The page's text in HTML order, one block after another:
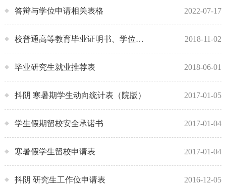
答辩与学位申请相关表格 2022-07-17
校普通高等教育毕业证明书、学位证明书办理申请表 2018-11-02
毕业研究生就业推荐表 2018-06-01
抖阴 寒暑期学生动向统计表（院版） 2017-01-05
学生假期留校安全承诺书 2017-01-04
寒暑假学生留校申请表 2017-01-04
抖阴 研究生工作位申请表 2016-12-05